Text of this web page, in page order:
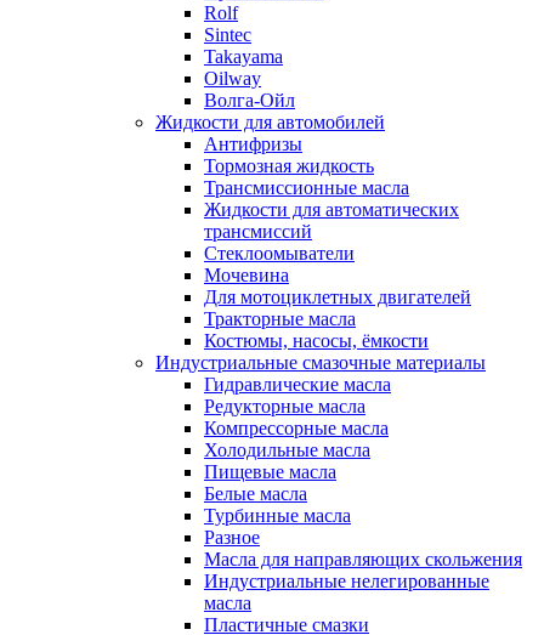
Rolf
Sintec
Takayama
Oilway
Волга-Ойл
Жидкости для автомобилей
Антифризы
Тормозная жидкость
Трансмиссионные масла
Жидкости для автоматических
трансмиссий
Стеклоомыватели
Мочевина
Для мотоциклетных двигателей
Тракторные масла
Костюмы, насосы, ёмкости
Индустриальные смазочные материалы
Гидравлические масла
Редукторные масла
Компрессорные масла
Холодильные масла
Пищевые масла
Белые масла
Турбинные масла
Разное
Масла для направляющих скольжения
Индустриальные нелегированные
масла
Пластичные смазки